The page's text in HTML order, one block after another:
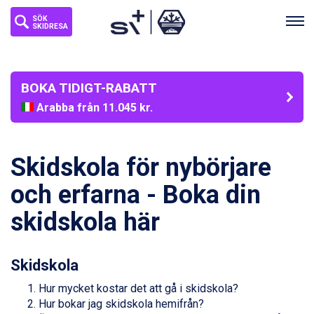
SÖK
SKIDRESA
BOKA TIDIGT-RABATT
Arabba från 11.045 kr.
La Thuile från 7.045 kr.
Passo Tonale från 5.895 kr.
Bad Hofgastein från 8.595 kr.
Saalbach från 9.445 kr.
Sölden från 12.995 kr.
Champoluc från 5.945 kr.
Sestriere från 6.945 kr.
Wagrain från 7.095 kr.
Val Thorens från 8.395 kr.
St. Anton från 11.245 kr.
Skidskola för nybörjare
och erfarna - Boka din
skidskola här
Skidskola
Hur mycket kostar det att gå i skidskola?
Hur bokar jag skidskola hemifrån?